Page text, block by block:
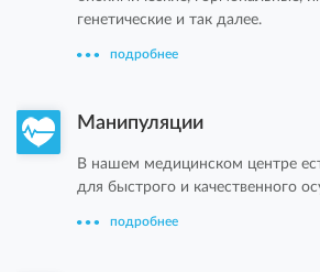
генетические и так далее.
подробнее
Манипуляции
В нашем медицинском центре
для быстрого и качественного
подробнее